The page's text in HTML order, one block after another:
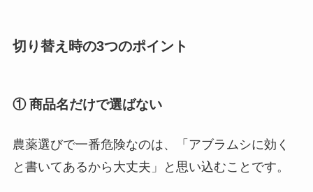
切り替え時の3つのポイント
① 商品名だけで選ばない
農薬選びで一番危険なのは、「アブラムシに効く
と書いてあるから大丈夫」と思い込むことです。